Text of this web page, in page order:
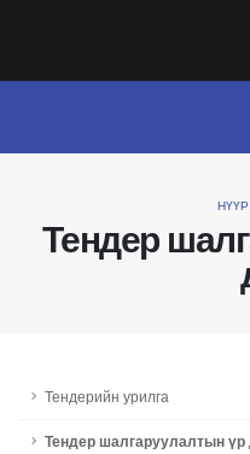
НҮҮР
Тендер
Тендерийн урилга
Тендер шалгаруулалтын үр